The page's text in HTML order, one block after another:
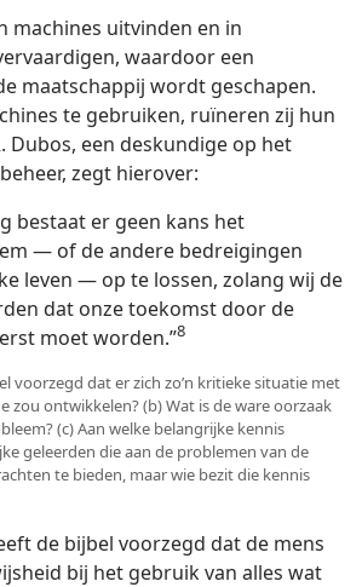
machines uitvinden en in
waardoor een
maatschappij wordt geschapen.
te gebruiken, ruïneren zij hun
Dubos, een deskundige op het
zegt hierover:
bestaat er geen kans het
— of de andere bedreigingen
leven — op te lossen, zolang wij de
dat onze toekomst door de
moet worden.”8
voorzegd dat er zich zo’n kritieke situatie met
zou ontwikkelen? (b) Wat is de ware oorzaak
(c) Aan welke belangrijke kennis
geleerden die aan de problemen van de
te bieden, maar wie bezit die kennis
de bijbel voorzegd dat de mens
bij het gebruik van alles wat